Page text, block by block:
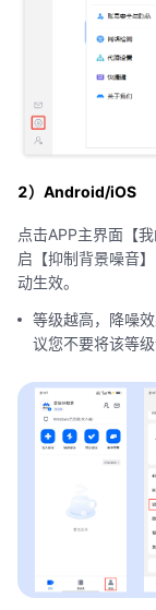
2）Android/iOS
点击APP主界面【
启【抑制背景噪音
动生效。
等级越高，降噪
议您不要将该等级